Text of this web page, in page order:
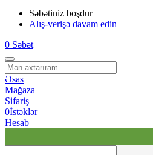
Səbətiniz boşdur
Alış-verişə davam edin
0 Səbət
Əsas
Mağaza
Sifariş
0İstəklər
Hesab